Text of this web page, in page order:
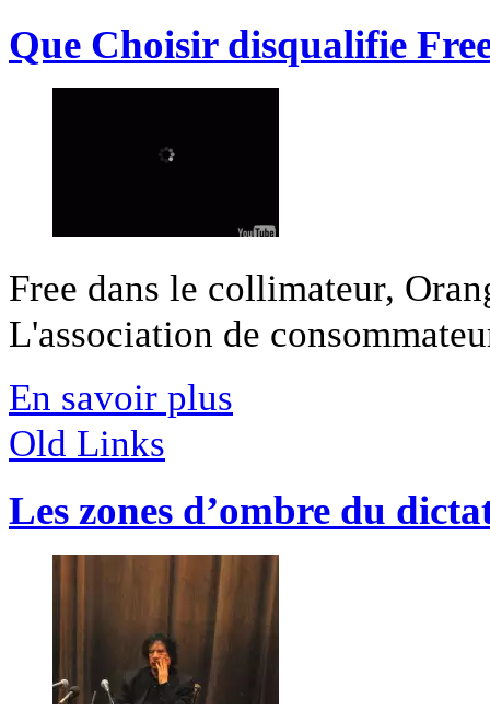
Que Choisir disqualifie
Free dans le collimateur,
L'association de
En savoir plus
Old Links
Les zones d’ombre du